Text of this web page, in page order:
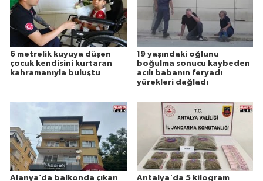
6 metrelik kuyuya düşen
çocuk kendisini kurtaran
kahramanıyla buluştu
19 yaşındaki oğlunu
boğulma sonucu kaybeden
acılı babanın feryadı
yürekleri dağladı
Alanya’da balkonda çıkan Antalya'da 5 kilogram